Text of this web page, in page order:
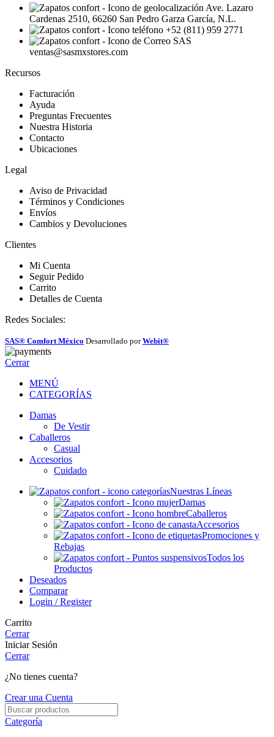
Ave. Lazaro
Cardenas 2510, 66260 San Pedro Garza García, N.L.
+52 (811) 959 2771
ventas@sasmxstores.com
Recursos
Facturación
Ayuda
Preguntas Frecuentes
Nuestra Historia
Contacto
Ubicaciones
Legal
Aviso de Privacidad
Términos y Condiciones
Envíos
Cambios y Devoluciones
Clientes
Mi Cuenta
Seguir Pedido
Carrito
Detalles de Cuenta
Redes Sociales:
SAS® Comfort México Desarrollado porWebit®
Cerrar
MENÚ
CATEGORÍAS
Damas
De Vestir
Caballeros
Casual
Accesorios
Cuidado
Nuestras Líneas
Damas
Caballeros
Accesorios
Promociones y
Rebajas
Todos los
Productos
Deseados
Comparar
Login / Register
Carrito
Cerrar
Iniciar Sesión
Cerrar
¿No tienes cuenta?
Crear una Cuenta
Categoría